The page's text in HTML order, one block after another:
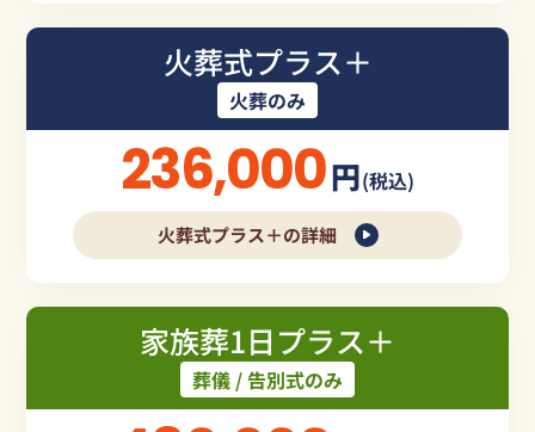
火葬式プラス＋
火葬のみ
236,000円(税込)
火葬式プラス＋の詳細
家族葬1日プラス＋
葬儀 / 告別式のみ